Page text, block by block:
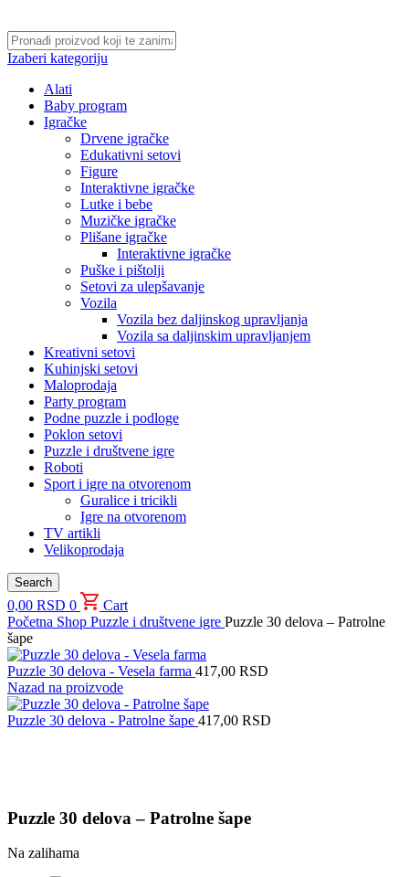
Izaberi kategoriju
Alati
Baby program
Igračke
Drvene igračke
Edukativni setovi
Figure
Interaktivne igračke
Lutke i bebe
Muzičke igračke
Plišane igračke
Interaktivne igračke
Puške i pištolji
Setovi za ulepšavanje
Vozila
Vozila bez daljinskog upravljanja
Vozila sa daljinskim upravljanjem
Kreativni setovi
Kuhinjski setovi
Maloprodaja
Party program
Podne puzzle i podloge
Poklon setovi
Puzzle i društvene igre
Roboti
Sport i igre na otvorenom
Guralice i tricikli
Igre na otvorenom
TV artikli
Velikoprodaja
Search
0,00 RSD 0
Cart
Početna Shop Puzzle i društvene igre Puzzle 30 delova – Patrolne
šape
Puzzle 30 delova - Vesela farma 417,00 RSD
Nazad na proizvode
Puzzle 30 delova - Patrolne šape 417,00 RSD
Puzzle 30 delova – Patrolne šape
Na zalihama